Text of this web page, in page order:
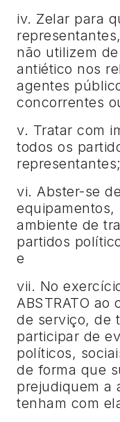
iv. Zelar para
não utilizem
antiético nos
agentes
concorrentes
v. Tratar com
todos os
representantes;
vi. Abster-se
ambiente de
partidos
e
vii. No
ABSTRATO
de serviço, de
participar de
políticos,
de forma que
prejudiquem a
tenham com